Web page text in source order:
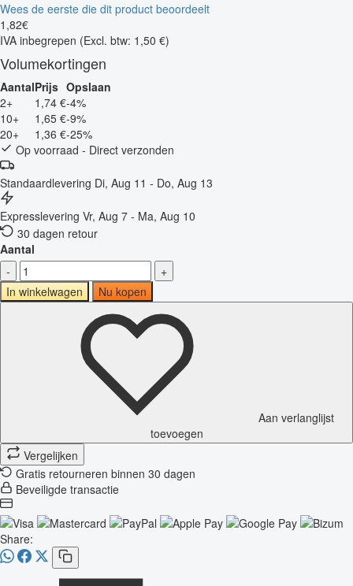
Wees de eerste die dit product beoordeelt
1 ,82€
IVA inbegrepen (Excl. btw: 1,50 €)
Volumekortingen
AantalPrijs Opslaan
2+
1,74 €-4%
10+
1,65 €-9%
20+
1,36 €-25%
Op voorraad - Direct verzonden
Standaardlevering Di, Aug 11 - Do, Aug 13
Expresslevering Vr, Aug 7 - Ma, Aug 10
30 dagen retour
Aantal
-
+
In winkelwagen
Nu kopen
Aan verlanglijst
toevoegen
Vergelijken
Gratis retourneren binnen 30 dagen
Beveiligde transactie
Share: